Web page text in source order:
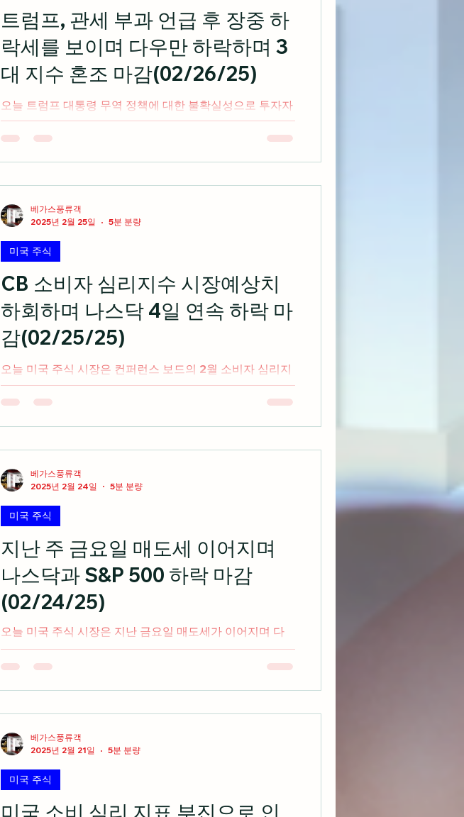
트럼프, 관세 부과 언급 후 장중 하
락세를 보이며 다우만 하락하며 3
대 지수 혼조 마감(02/26/25)
오늘 트럼프 대통령 무역 정책에 대한 불확실성으로 투자자
들의 우려가 커지면서 미국 주식시장은 장중 고점 대비 하
락세를 보임
CB 소비자 심리지수 시장예상치
하회하며 나스닥 4일 연속 하락 마
감(02/25/25)
오늘 미국 주식 시장은 컨퍼런스 보드의 2월 소비자 심리지
수가 시장예상치를 하회하면서 나스닥 중심으로 하락세를
보이며 3대 지수 혼조 마감 출처: cnbc.com 2025 CES 하
미국 주식
베가스풍류객
2025년 2월 25일
5분 분량
지난 주 금요일 매도세 이어지며
나스닥과 S&P 500 하락 마감
(02/24/25)
오늘 미국 주식 시장은 지난 금요일 매도세가 이어지며 다
우 산럽평균지수만 강보합세를 보이며 3대 지수 혼조 마감
출처: cnbc.com 2025 CES 하드웨어에서 플랫폼 기업으로
미국 주식
베가스풍류객
2025년 2월 24일
5분 분량
미국 소비 심리 지표 부진으로 인
미국 주식
베가스풍류객
2025년 2월 21일
5분 분량